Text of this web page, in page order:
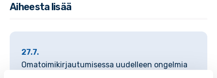
Aiheesta lisää
27.7.
Omatoimikirjautumisessa uudelleen ongelmia